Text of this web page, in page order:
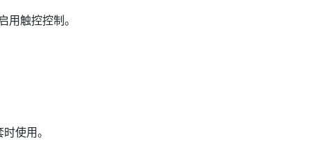
用触控控制。
使用。